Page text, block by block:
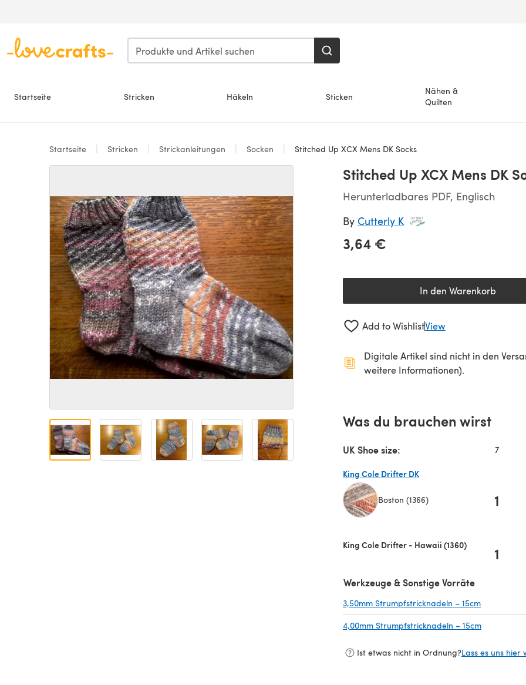
Startseite Stricken Häkeln Sticken
Nähen &
Quilten
Startseite Stricken Strickanleitungen Socken Stitched Up XCX Mens DK Socks
Stitched Up XCX Mens DK
Herunterladbares PDF, Englisch
By Cutterly K
3,64 €
In den Warenkorb
Add to WishlistView
Digitale Artikel sind nicht in den
weitere Informationen).
Was du brauchen wirst
UK Shoe size: 7
King Cole Drifter DK
Boston (1366) 1
King Cole Drifter - Hawaii (1360) 1
Werkzeuge & Sonstige Vorräte
3,50mm Strumpfstricknadeln – 15cm
4,00mm Strumpfstricknadeln – 15cm
Ist etwas nicht in Ordnung?Lass es uns hier